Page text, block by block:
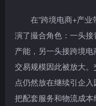
在”跨境电商+产
演了撮合角色：一头
产能，另一头接跨境
交易规模因此被放大
点仍然放在继续引企
把配套服务和物流成本